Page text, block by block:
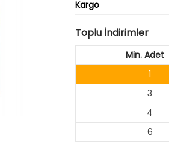
Kargo
Toplu İndirimler
Min. Adet
1
3
4
6